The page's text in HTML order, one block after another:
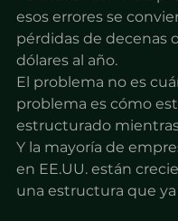
esos errores se
pérdidas de decenas
dólares al año.
El problema no es
problema es cómo
estructurado
Y la mayoría de
en EE.UU. están
una estructura que ya